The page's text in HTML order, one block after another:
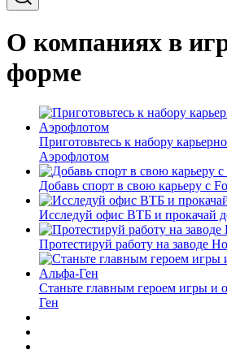
О компаниях в
форме
Приготовьтесь к набору
Аэрофлотом
Добавь спорт в свою карьеру с
Исследуй офис ВТБ и прокачай
Протестируй работу на заводе
Станьте главным героем игры и
Ген